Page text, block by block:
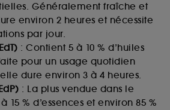
Généralement fraîche et
environ 2 heures et nécessite
par jour.
: Contient 5 à 10 % d’huiles
pour un usage quotidien
dure environ 3 à 4 heures.
: La plus vendue dans le
15 % d’essences et environ 85 %